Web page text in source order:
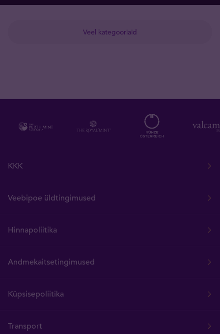
Veel kategooriaid
KKK
Veebipoe üldtingimused
Hinnapoliitika
Andmekaitsetingimused
Küpsisepoliitika
Transport